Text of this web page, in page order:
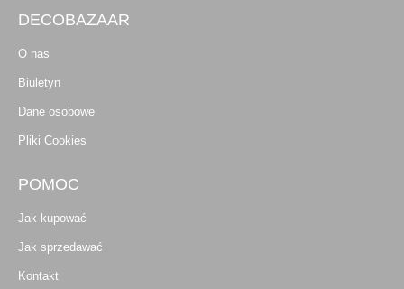
DECOBAZAAR
O nas
Biuletyn
Dane osobowe
Pliki Cookies
POMOC
Jak kupować
Jak sprzedawać
Kontakt